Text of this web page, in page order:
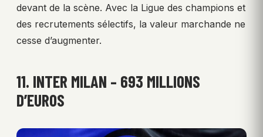
devant de la scène. Avec la Ligue des champions et
des recrutements sélectifs, la valeur marchande ne
cesse d’augmenter.
11. INTER MILAN – 693 MILLIONS
D’EUROS